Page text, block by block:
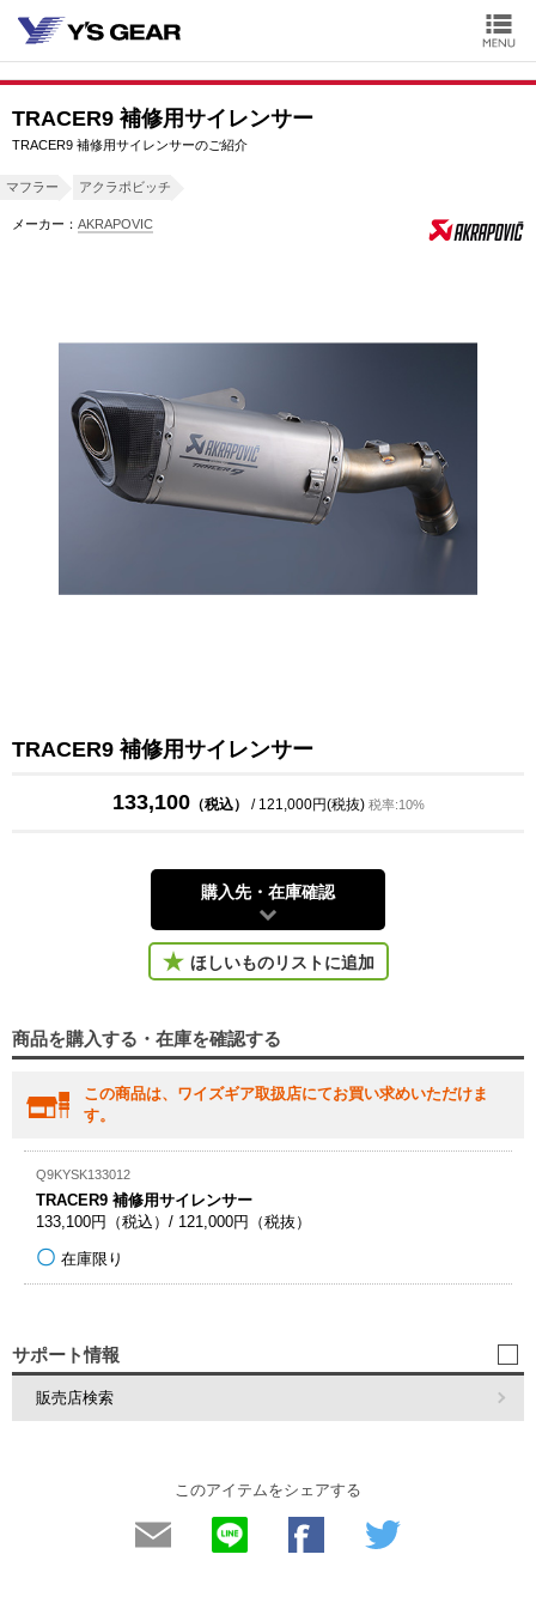
TRACER9 補修用サイレンサー
TRACER9 補修用サイレンサーのご紹介
マフラー アクラポビッチ
メーカー： AKRAPOVIC
TRACER9 補修用サイレンサー
133,100（税込） / 121,000円(税抜) 税率:10%
購入先・在庫確認
ほしいものリストに追加
商品を購入する・在庫を確認する
この商品は、ワイズギア取扱店にてお買い求めいただけま
す。
Q9KYSK133012
TRACER9 補修用サイレンサー
133,100円（税込）/ 121,000円（税抜）
在庫限り
サポート情報
販売店検索
このアイテムをシェアする